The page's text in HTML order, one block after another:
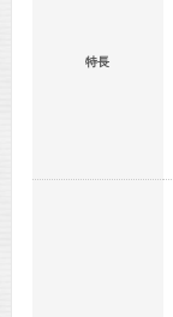
特長